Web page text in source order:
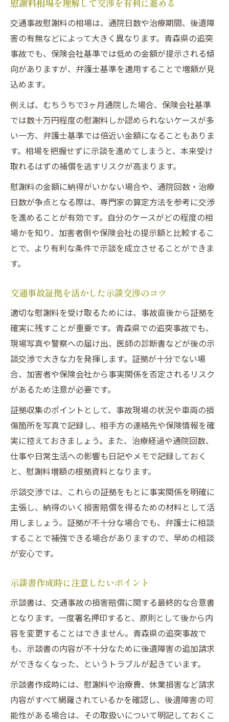
慰謝料相場を理解して交渉を有利に進める
交通事故慰謝料の相場は、通院日数や治療期間、後遺障
害の有無などによって大きく異なります。青森県の追突
事故でも、保険会社基準では低めの金額が提示される傾
向がありますが、弁護士基準を適用することで増額が見
込めます。
例えば、むちうちで3ヶ月通院した場合、保険会社基準
では数十万円程度の慰謝料しか認められないケースが多
い一方、弁護士基準では倍近い金額になることもありま
す。相場を把握せずに示談を進めてしまうと、本来受け
取れるはずの補償を逃すリスクが高まります。
慰謝料の金額に納得がいかない場合や、通院回数・治療
日数が争点となる際は、専門家の算定方法を参考に交渉
を進めることが有効です。自分のケースがどの程度の相
場かを知り、加害者側や保険会社の提示額と比較するこ
とで、より有利な条件で示談を成立させることができま
す。
交通事故証拠を活かした示談交渉のコツ
適切な慰謝料を受け取るためには、事故直後から証拠を
確実に残すことが重要です。青森県での追突事故でも、
現場写真や警察への届け出、医師の診断書などが後の示
談交渉で大きな力を発揮します。証拠が十分でない場
合、加害者や保険会社から事実関係を否定されるリスク
があるため注意が必要です。
証拠収集のポイントとして、事故現場の状況や車両の損
傷箇所を写真で記録し、相手方の連絡先や保険情報を確
実に控えておきましょう。また、治療経過や通院回数、
仕事や日常生活への影響も日記やメモで記録しておく
と、慰謝料増額の根拠資料となります。
示談交渉では、これらの証拠をもとに事実関係を明確に
主張し、納得のいく損害賠償を得るための材料として活
用しましょう。証拠が不十分な場合でも、弁護士に相談
することで補強できる場合がありますので、早めの相談
が安心です。
示談書作成時に注意したいポイント
示談書は、交通事故の損害賠償に関する最終的な合意書
となります。一度署名押印すると、原則として後から内
容を変更することはできません。青森県の追突事故で
も、示談書の内容が不十分なために後遺障害の追加請求
ができなくなった、というトラブルが起きています。
示談書作成時には、慰謝料や治療費、休業損害など請求
内容がすべて網羅されているかを確認し、後遺障害の可
能性がある場合は、その取扱いについて明記しておくこ